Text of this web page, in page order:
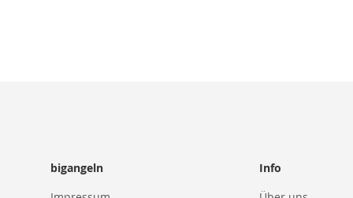
bigangeln
Info